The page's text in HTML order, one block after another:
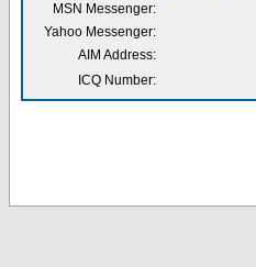
MSN Messenger:
Yahoo Messenger:
AIM Address:
ICQ Number: